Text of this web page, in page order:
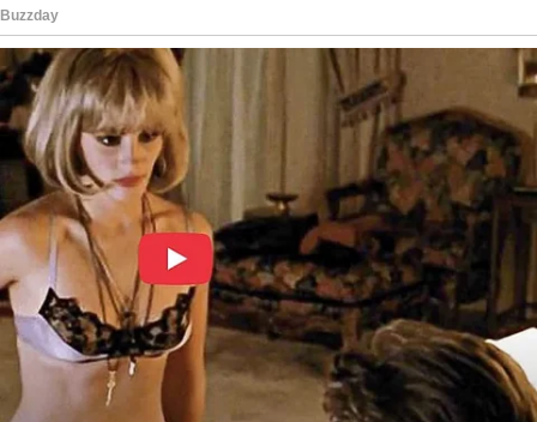
Enquanto isso, o caso segue em andamento e
ainda não há decisão definitiva sobre eventual
responsabilização. O depoimento do senador
será considerado uma peça importante para que
a PGR conclua sua análise. Até que haja uma
manifestação final do órgão e, se for o caso,
uma decisão da Justiça, a investigação
permanece em fase de apuração.